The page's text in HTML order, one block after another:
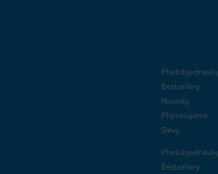
Předobjednávky
Bestsellery
Novinky
Připravujeme
Slevy
Předobjednávky
Bestsellery